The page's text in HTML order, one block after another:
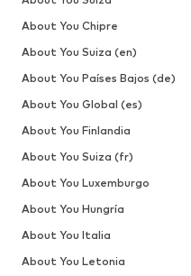
About You Chipre
About You Suiza (en)
About You Países Bajos (de)
About You Global (es)
About You Finlandia
About You Suiza (fr)
About You Luxemburgo
About You Hungría
About You Italia
About You Letonia